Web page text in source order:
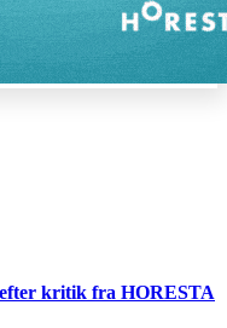
kritik fra HORESTA